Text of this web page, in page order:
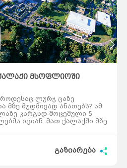
მსოფლიოში
ლურჯ ცაზე
მზე მუდმივად ანათებს? ამ
კარგად მოცემული 5
იციან. მათ ქალაქში მზე
თქმით, მზიანი
გაზიარება